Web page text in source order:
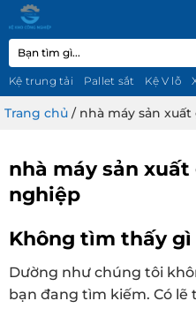
qua
nội
dung
Tìm
kiếm:
Kệ trung tải Pallet sắt Kệ V lỗ
Trang chủ / nhà máy sản
nhà máy sản
nghiệp
Không tìm thấy gì
Dường như chúng tôi
bạn đang tìm kiếm. Có